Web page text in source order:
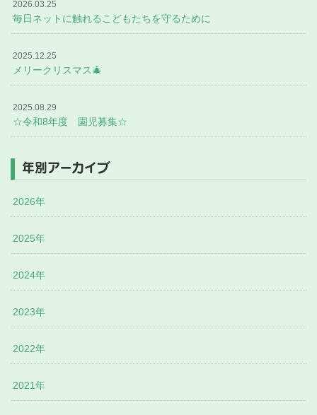
2026.03.25
毎日ネットに触れるこどもたちを守るために
2025.12.25
メリークリスマス🎄
2025.08.29
☆令和8年度 園児募集☆
年別アーカイブ
2026年
2025年
2024年
2023年
2022年
2021年